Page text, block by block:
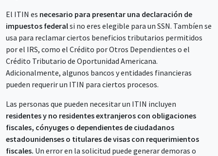
El ITIN es necesario para presentar una declaración de
impuestos federalsi no eres elegible para un SSN. Tambíen se
usa para reclamar ciertos beneficios tributarios permitidos
por el IRS, como el Crédito por Otros Dependientes o el
Crédito Tributario de Oportunidad Americana.
Adicionalmente, algunos bancos y entidades financieras
pueden requerir un ITIN para ciertos procesos.
Las personas que pueden necesitar un ITIN incluyen
residentes y no residentes extranjeros con obligaciones
fiscales, cónyuges o dependientes de ciudadanos
estadounidenses o titulares de visas con requerimientos
fiscales. Un error en la solicitud puede generar demoras o